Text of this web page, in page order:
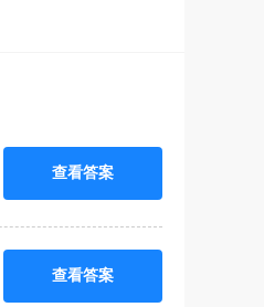
查看答案
查看答案